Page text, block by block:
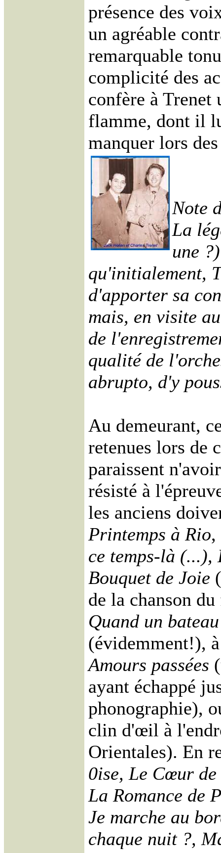
présence des
un agréable
remarquable
complicité des
confère à Trenet
flamme, dont il
manquer lors
Note
La
une
qu'initialement,
d'apporter sa
mais, en visite
de
qualité de
abrupto, d'y
Au demeurant,
retenues lors de
paraissent
résisté à
les anciens
Printemps à Rio,
ce temps-là (...),
Bouquet de Joie
de la chanson
Quand un
(évidemment!),
Amours passées
ayant échappé
phonographie),
clin d'œil à
Orientales). En
0ise, Le Cœur
La Romance de
Je marche au
chaque nuit ?,